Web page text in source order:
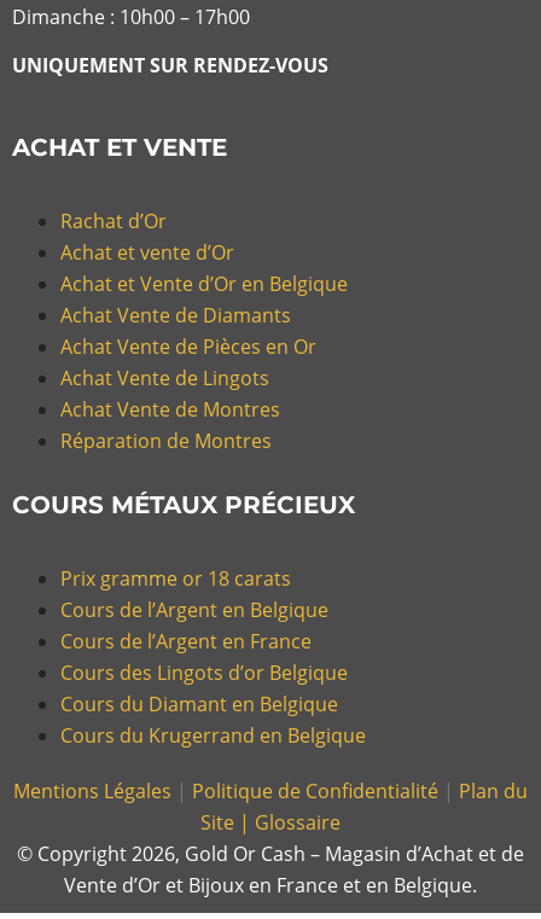
Dimanche : 10h00 – 17h00
UNIQUEMENT SUR RENDEZ-VOUS
ACHAT ET VENTE
Rachat d’Or
Achat et vente d’Or
Achat et Vente d’Or en Belgique
Achat Vente de Diamants
Achat Vente de Pièces en Or
Achat Vente de Lingots
Achat Vente de Montres
Réparation de Montres
COURS MÉTAUX PRÉCIEUX
Prix gramme or 18 carats
Cours de l’Argent en Belgique
Cours de l’Argent en France
Cours des Lingots d’or Belgique
Cours du Diamant en Belgique
Cours du Krugerrand en Belgique
Mentions Légales | Politique de Confidentialité | Plan du
Site | Glossaire
© Copyright 2026, Gold Or Cash – Magasin d’Achat et de
Vente d’Or et Bijoux en France et en Belgique.